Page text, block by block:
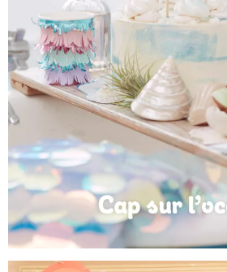
Anniversaire Mer et Océan